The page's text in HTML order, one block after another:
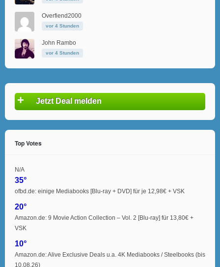
Overfiend2000
vor 4 Stunden
John Rambo
vor 4 Stunden
+ Jetzt Deal melden
Top Votes
N/A
35°
ofbd.de: einige Mediabooks [Blu-ray + DVD] für je 12,98€ + VSK
20°
Amazon.de: 9 Movie Action Collection – Vol. 2 [Blu-ray] für 13,80€ +
VSK
10°
Amazon.de: Alive Exclusive Deals u.a. 4K Mediabooks / Steelbooks (bis
10.08.26)